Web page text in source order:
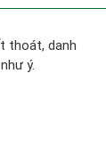
thoát, danh
ý.